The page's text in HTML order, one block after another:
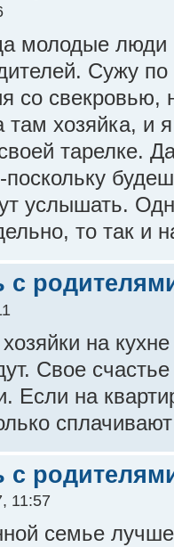
молодые люди
Сужу
со свекровью,
там хозяйка, и
тарелке.
услышать.
то так и
с
на
Свое
Если на
с
11:57
семье